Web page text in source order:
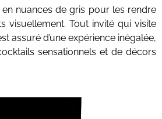
nuances de gris pour les rendre
visuellement. Tout invité qui visite
assuré d’une expérience inégalée,
sensationnels et de décors